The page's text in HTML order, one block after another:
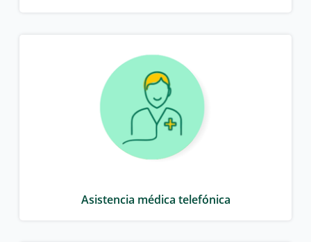
Asistencia médica telefónica